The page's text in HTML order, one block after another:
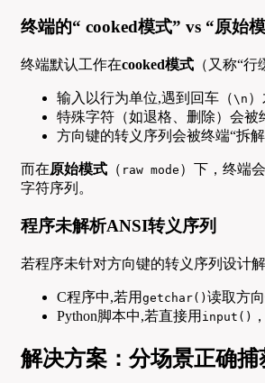
终端的“ cooked模式” vs “原始
终端默认工作在cooked模式 （又称“行
输入以行为单位,遇到回车（\n
特殊字符（如退格、删除）会被
方向键的转义序列会被终端“拆
而在原始模式 （ raw mode ）下，终端
字符序列。
程序未解析ANSI转义序列
若程序未针对方向键的转义序列设计
C程序中,若用 getchar() 读取方
Python脚本中,若直接用 input()
解决方案：分场景正确捕